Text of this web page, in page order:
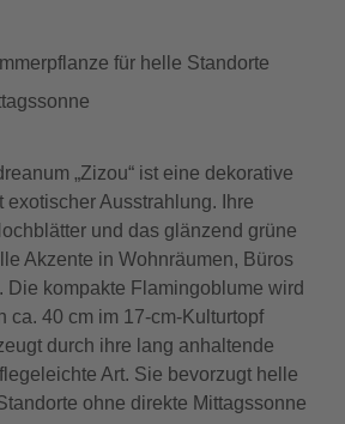
für helle Standorte
„Zizou“ ist eine dekorative
exotischer Ausstrahlung. Ihre
und das glänzend grüne
Akzente in Wohnräumen, Büros
Die kompakte Flamingoblume wird
ca. 40 cm im 17-cm-Kulturtopf
durch ihre lang anhaltende
Art. Sie bevorzugt helle
ohne direkte Mittagssonne